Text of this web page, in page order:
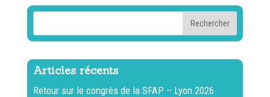
Articles récents
Retour sur le congrès de la SFAP – Lyon 2026